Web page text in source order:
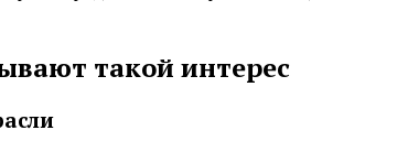
такой интерес